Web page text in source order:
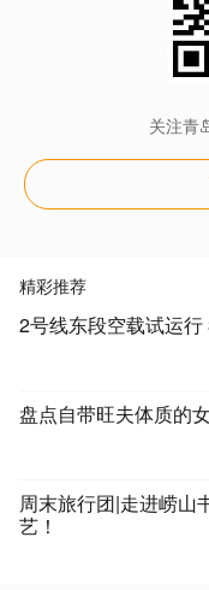
关注青
精彩推荐
2号线东段空载试运
盘点自带旺夫体质的
周末旅行团|走进崂山
艺！